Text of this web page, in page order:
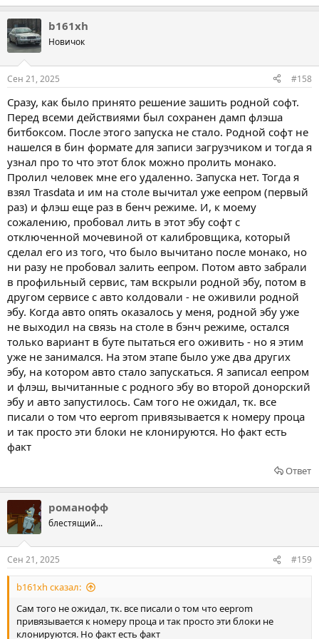
b161xh
Новичок
Сен 21, 2025 #158
Сразу, как было принято решение зашить родной софт.
Перед всеми действиями был сохранен дамп флэша
битбоксом. После этого запуска не стало. Родной софт не
нашелся в бин формате для записи загрузчиком и тогда я
узнал про то что этот блок можно пролить монако.
Пролил человек мне его удаленно. Запуска нет. Тогда я
взял Trasdata и им на столе вычитал уже еепром (первый
раз) и флэш еще раз в бенч режиме. И, к моему
сожалению, пробовал лить в этот эбу софт с
отключенной мочевиной от калибровщика, который
сделал его из того, что было вычитано после монако, но
ни разу не пробовал залить еепром. Потом авто забрали
в профильный сервис, там вскрыли родной эбу, потом в
другом сервисе с авто колдовали - не оживили родной
эбу. Когда авто опять оказалось у меня, родной эбу уже
не выходил на связь на столе в бэнч режиме, остался
только вариант в буте пытаться его оживить - но я этим
уже не занимался. На этом этапе было уже два других
эбу, на котором авто стало запускаться. Я записал еепром
и флэш, вычитанные с родного эбу во второй донорский
эбу и авто запустилось. Сам того не ожидал, тк. все
писали о том что ееprom привязывается к номеру проца
и так просто эти блоки не клонируются. Но факт есть
факт
Ответ
романофф
блестящий...
Сен 21, 2025 #159
b161xh сказал:
Сам того не ожидал, тк. все писали о том что ееprom
привязывается к номеру проца и так просто эти блоки не
клонируются. Но факт есть факт